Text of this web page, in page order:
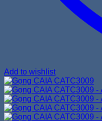
Add to wishlist